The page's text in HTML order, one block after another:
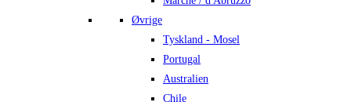
Øvrige
Tyskland - Mosel
Portugal
Australien
Chile